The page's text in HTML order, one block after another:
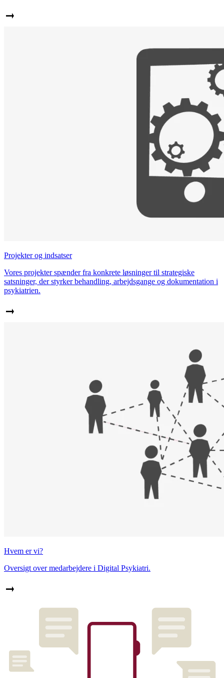
Projekter og indsatser
Vores projekter spænder fra konkrete løsninger til strategiske
satsninger, der styrker behandling, arbejdsgange og dokumentation i
psykiatrien.
Hvem er vi?
Oversigt over medarbejdere i Digital Psykiatri.